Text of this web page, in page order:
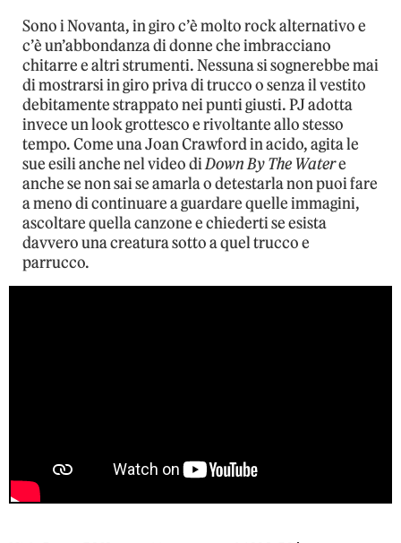
Sono i Novanta, in giro c’è molto rock alternativo e
c’è un’abbondanza di donne che imbracciano
chitarre e altri strumenti. Nessuna si sognerebbe mai
di mostrarsi in giro priva di trucco o senza il vestito
debitamente strappato nei punti giusti. PJ adotta
invece un look grottesco e rivoltante allo stesso
tempo. Come una Joan Crawford in acido, agita le
sue esili anche nel video diDown By The Watere
anche se non sai se amarla o detestarla non puoi fare
a meno di continuare a guardare quelle immagini,
ascoltare quella canzone e chiederti se esista
davvero una creatura sotto a quel trucco e
parrucco.